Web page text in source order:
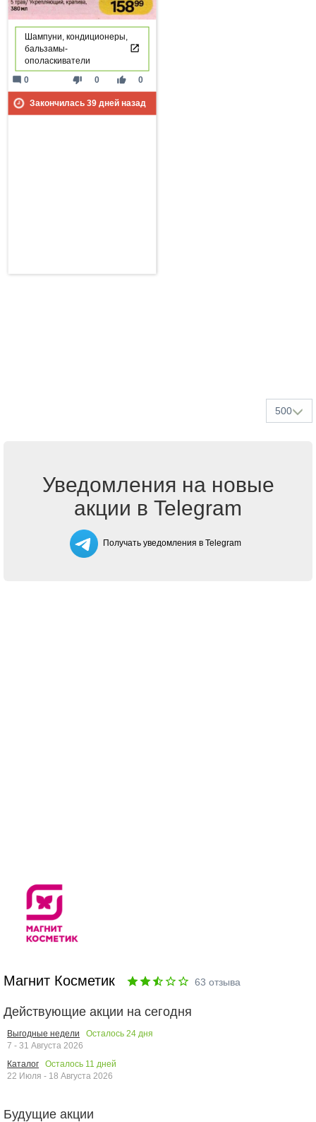
Шампуни, кондиционеры,
бальзамы-
ополаскиватели
thumb_down 0 thumb_up 0
mode_comment 0
Закончилась 39дней назад
500
Уведомления на новые
акции в Telegram
Получать уведомления в Telegram
Магнит Косметик 63 отзыва
Действующие акции на сегодня
Выгодные недели Осталось 24 дня
7 - 31 Августа 2026
Каталог
Осталось 11 дней
22 Июля - 18 Августа 2026
Будущие акции